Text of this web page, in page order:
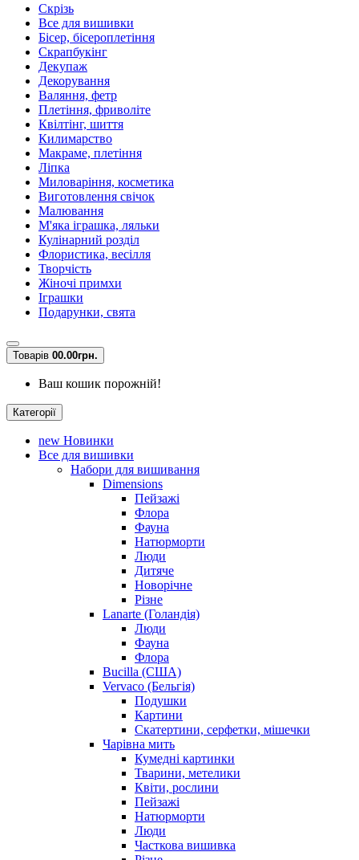
Скрізь
Все для вишивки
Бісер, бісероплетіння
Скрапбукінг
Декупаж
Декорування
Валяння, фетр
Плетіння, фриволіте
Квілтінг, шиття
Килимарство
Макраме, плетіння
Ліпка
Миловаріння, косметика
Виготовлення свічок
Малювання
М'яка іграшка, ляльки
Кулінарний розділ
Флористика, весілля
Творчість
Жіночі примхи
Іграшки
Подарунки, свята
Товарів 00.00грн.
Ваш кошик порожній!
Категорії
new Новинки
Все для вишивки
Набори для вишивання
Dimensions
Пейзажі
Флора
Фауна
Натюрморти
Люди
Дитяче
Новорічне
Різне
Lanarte (Голандія)
Люди
Фауна
Флора
Bucilla (США)
Vervaco (Бельгія)
Подушки
Картини
Скатертини, серфетки, мішечки
Чарiвна мить
Кумедні картинки
Тварини, метелики
Квіти, рослини
Пейзажі
Натюрморти
Люди
Часткова вишивка